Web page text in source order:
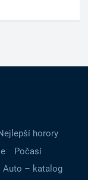
horory
Počasí
Auto – katalog